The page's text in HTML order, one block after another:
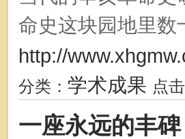
命史这块园地里数
http://
分类： 学术成果 点击
一座永远的丰碑